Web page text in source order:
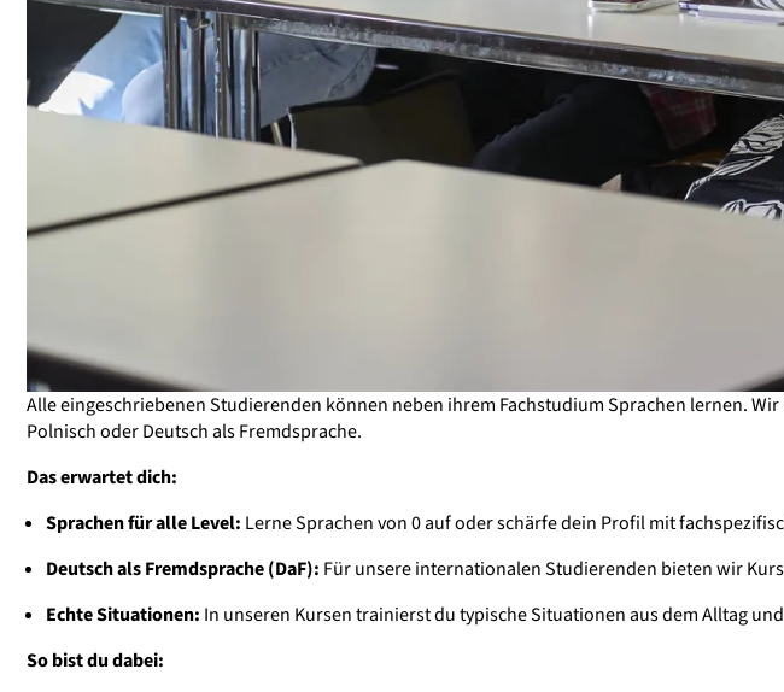
Alle eingeschriebenen Studierenden können neben ihrem Fachstudium Sprachen lernen.
Polnisch oder Deutsch als Fremdsprache.
Das erwartet dich:
Sprachen für alle Level: Lerne Sprachen von 0 auf oder schärfe dein Profil mit
Deutsch als Fremdsprache (DaF): Für unsere internationalen Studierenden bieten wir
Echte Situationen: In unseren Kursen trainierst du typische Situationen aus dem Alltag
So bist du dabei: